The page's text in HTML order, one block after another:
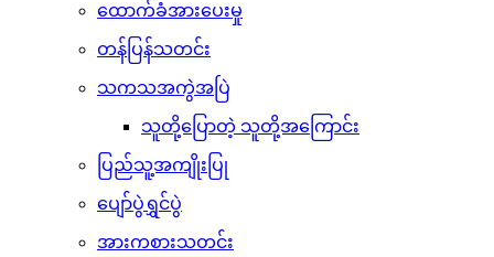
ထောက်ခံအားပေးမှု
တန်ပြန်သတင်း
သကသအကွဲအပြဲ
သူတို့ပြောတဲ့ သူတို့အကြောင်း
ပြည်သူ့အကျိုးပြု
ပျော်ပွဲရွှင်ပွဲ
အားကစားသတင်း